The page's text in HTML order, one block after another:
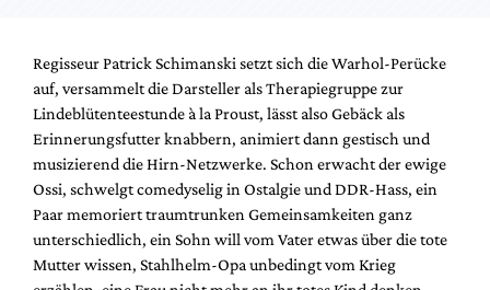
Regisseur Patrick Schimanski setzt sich die Warhol-Perücke
auf, versammelt die Darsteller als Therapiegruppe zur
Lindeblütenteestunde à la Proust, lässt also Gebäck als
Erinnerungsfutter knabbern, animiert dann gestisch und
musizierend die Hirn-Netzwerke. Schon erwacht der ewige
Ossi, schwelgt comedyselig in Ostalgie und DDR-Hass, ein
Paar memoriert traumtrunken Gemeinsamkeiten ganz
unterschiedlich, ein Sohn will vom Vater etwas über die tote
Mutter wissen, Stahlhelm-Opa unbedingt vom Krieg